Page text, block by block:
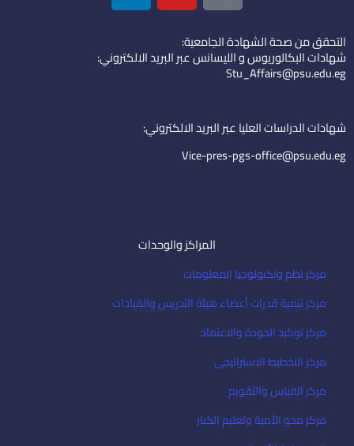
o
n
-
e
i
l
u
u
b
n
e
d
التحقق من صحة الشهادة الجامعية:
شهادات البكالوريوس و الليسانس عبر البريد الالكتروني:
Stu_Affairs@psu.edu.eg
شهادات الدراسات العليا عبر البريد الالكتروني:
Vice-pres-pgs-office@psu.edu.eg
المراكز والوحدات
مركز نظم وتكنولوجيا المعلومات
مركز تنمية قدرات أعضاء هيئة التدريس والقيادات
مركز توكيد الجودة والاعتماد
مركز التخطيط الاستراتيجى
مركز القياس والتقويم
مركز محو الأمية وتعليم الكبار